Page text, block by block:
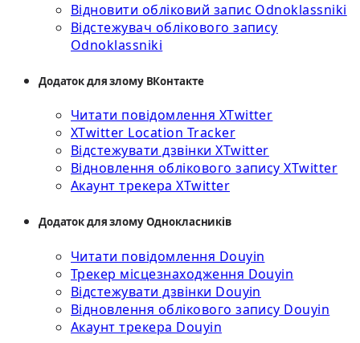
Відновити обліковий запис Odnoklassniki
Відстежувач облікового запису
Odnoklassniki
Додаток для злому ВКонтакте
Читати повідомлення XTwitter
XTwitter Location Tracker
Відстежувати дзвінки XTwitter
Відновлення облікового запису XTwitter
Акаунт трекера XTwitter
Додаток для злому Однокласників
Читати повідомлення Douyin
Трекер місцезнаходження Douyin
Відстежувати дзвінки Douyin
Відновлення облікового запису Douyin
Акаунт трекера Douyin